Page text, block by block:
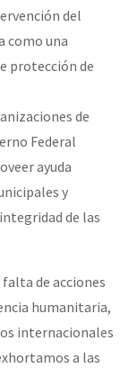
del
como una
protección de
de
Federal
ayuda
y
de las
de acciones
humanitaria,
internacionales
a las